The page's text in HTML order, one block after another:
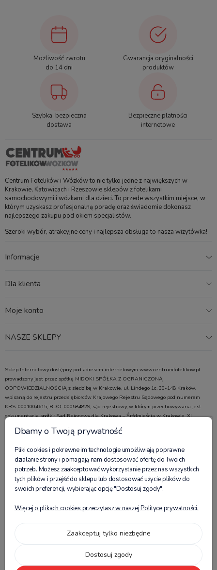
Możliwość zwrotu
do 14 dni
Gwarancja oryginalności
produktów
Szybka, bezpieczna
dostawa
Bezpieczne płatności
internetowe
Centrum Fotelików i Wózków to nie tylko jedne z największych w
Krakowie, Katowicach i Rzeszowie sklepów z fotelikami
samochodowymi i wózkami dla dzieci. To przede wszystkim miejsce, w
którym uzyskasz profesjonalną poradę oraz świadomie dokonasz
najlepszego zakupu pod okiem specjalistów.
Szeroki wybór, atrakcyjne ceny i najlepsza obsługa to nasza wizytówka!
Informacje
Dla klienta
Moje konto
NASZE SKLEPY
Sklep Internetowy dostępny pod adresem internetowym www.centrumfotelikow.pl
prowadzony jest przez spółkę MIDOKI SPÓŁKA Z OGRANICZONĄ
ODPOWIEDZIALNOŚCIĄ z siedzibą w Krakowie, ul. Lindego 1c, 30-148 Kraków,
wpisaną do rejestru przedsiębiorców Krajowego Rejestru Sądowego pod numerem
KRS: 0001004615; BDO: 000584829; sąd rejestrowy, w którym przechowywana jest
dokumentacja spółki: Sąd Rejonowy dla Krakowa – Śródmieścia w Krakowie, XI
100 000,00 zł; NIP 6772486997, REGON 523755854, adres poczty elektronicznej:
307 11 88 (tel. stacjonarny). Adres do korespondencji: Midoki Sp. z o.o., ul. Lindego 1c,
30-148 Kraków.
Obserwuj nas:
Płatności:
Znajdziesz nas na:
Dbamy o Twoją prywatność
Pliki cookies i pokrewne im technologie umożliwiają poprawne
działanie strony i pomagają nam dostosować ofertę do Twoich
potrzeb. Możesz zaakceptować wykorzystanie przez nas wszystkich
tych plików i przejść do sklepu lub dostosować użycie plików do
swoich preferencji, wybierając opcję "Dostosuj zgody".
Więcej o plikach cookies przeczytasz w naszej Polityce prywatności.
Zaakceptuj tylko niezbędne
Dostosuj zgody